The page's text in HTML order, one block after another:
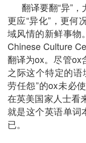
翻译要翻“异”
更应“异化”，更何
域风情的新鲜事物
Chinese Culture
翻译为ox。尽管ox
之际这个特定的
劳任怨”的ox未必
在英美国家人士看
就是这个英语单词
已。